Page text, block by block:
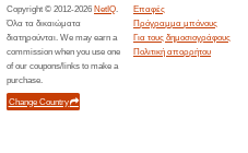
59%
Κάνε τις